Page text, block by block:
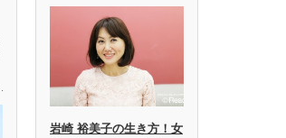
岩崎 裕美子の生き方！女